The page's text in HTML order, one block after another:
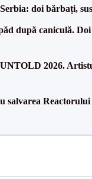
doi bărbați,
după caniculă.
2026.
salvarea